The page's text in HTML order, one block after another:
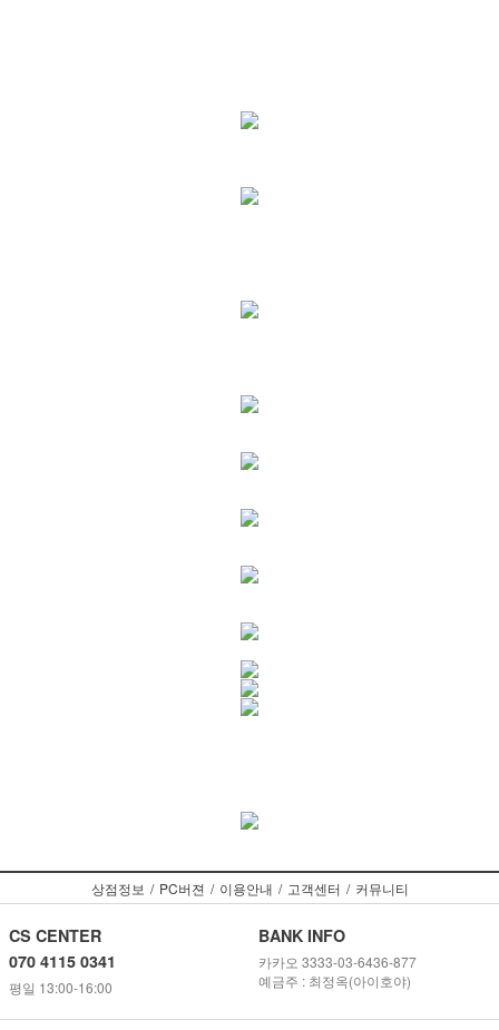
상점정보 / PC버젼 / 이용안내 / 고객센터 / 커뮤니티
CS CENTER
070 4115 0341
평일 13:00-16:00
BANK INFO
카카오 3333-03-6436-877
예금주 : 최정옥(아이호야)